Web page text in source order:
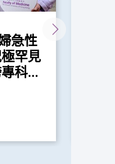
急性
罕見
科...